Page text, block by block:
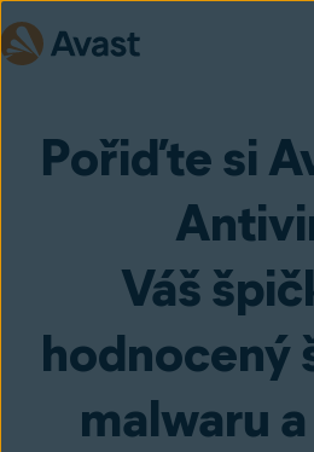
Pořiďte si
Váš
hodnocený
malwaru